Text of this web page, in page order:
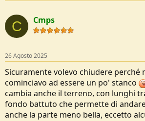
C Cmps
26 Agosto 2025
Sicuramente volevo chiudere perché
cominciavo ad essere un po' stanco
cambia anche il terreno, con lunghi
fondo battuto che permette di
anche la parte meno bella, eccetto